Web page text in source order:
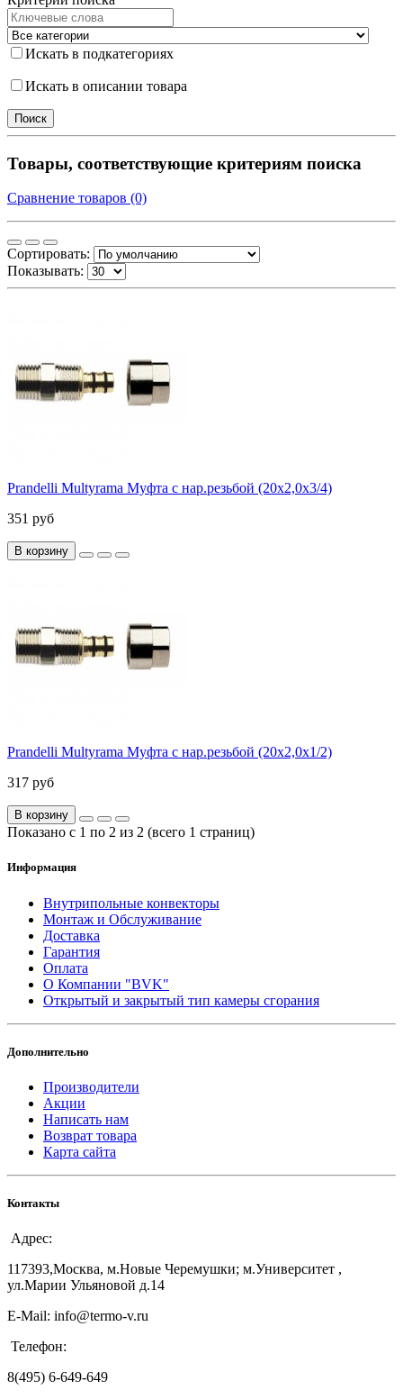
Искать в подкатегориях
Искать в описании товара
Товары, соответствующие критериям поиска
Сравнение товаров (0)
Сортировать:
Показывать:
Prandelli Multyrama Муфта с нар.резьбой (20х2,0х3/4)
351 руб
В корзину
Prandelli Multyrama Муфта с нар.резьбой (20х2,0х1/2)
317 руб
В корзину
Показано с 1 по 2 из 2 (всего 1 страниц)
Информация
Внутрипольные конвекторы
Монтаж и Обслуживание
Доставка
Гарантия
Оплата
О Компании "BVK"
Открытый и закрытый тип камеры сгорания
Дополнительно
Производители
Акции
Написать нам
Возврат товара
Карта сайта
Контакты
Адрес:
117393,Москва, м.Новые Черемушки; м.Университет ,
ул.Марии Ульяновой д.14
E-Mail: info@termo-v.ru
Телефон:
8(495) 6-649-649